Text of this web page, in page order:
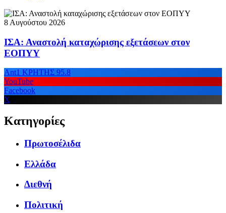
8 Αυγούστου 2026
ΙΣΑ: Αναστολή καταχώρισης εξετάσεων στον
ΕΟΠΥΥ
Ant1 ΚΡΗΤΗΣ 95.8
YouTube
Facebook
X
Κατηγορίες
Πρωτοσέλιδα
Ελλάδα
Διεθνή
Πολιτική